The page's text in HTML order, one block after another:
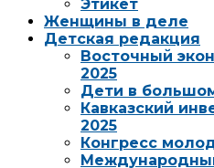
Этикет
Женщины в деле
Детская редакция
Восточный
2025
Дети в
Кавказский
2025
Конгресс